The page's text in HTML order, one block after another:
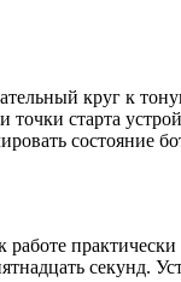
круг к
точки старта
состояние